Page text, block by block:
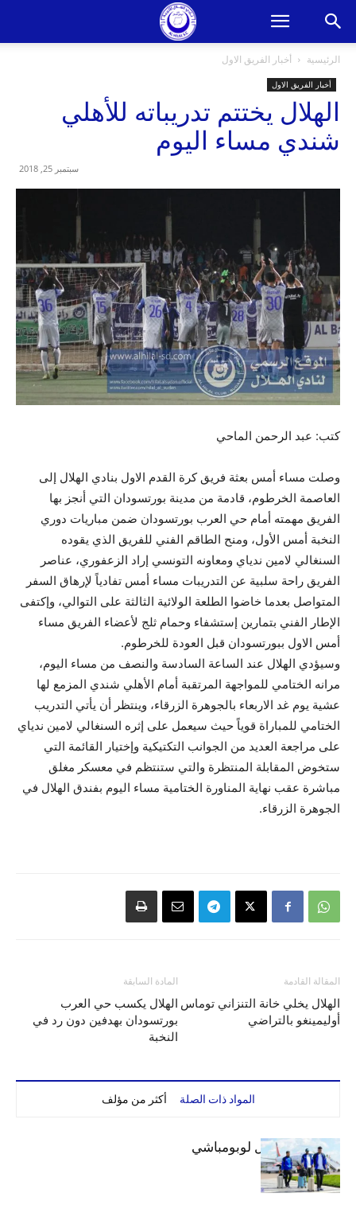
الرئيسية أخبار الفريق الاول
أخبار الفريق الاول
الهلال يختتم تدريباته للأهلي
شندي مساء اليوم
سبتمبر 25, 2018
كتب: عبد الرحمن الماحي
وصلت مساء أمس بعثة فريق كرة القدم الاول بنادي الهلال إلى
العاصمة الخرطوم، قادمة من مدينة بورتسودان التي أنجز بها
الفريق مهمته أمام حي العرب بورتسودان ضمن مباريات دوري
النخبة أمس الأول، ومنح الطاقم الفني للفريق الذي يقوده
السنغالي لامين ندياي ومعاونه التونسي إراد الزعفوري، عناصر
الفريق راحة سلبية عن التدريبات مساء أمس تفادياً لإرهاق السفر
المتواصل بعدما خاضوا الطلعة الولائية الثالثة على التوالي، وإكتفى
الإطار الفني بتمارين إستشفاء وحمام ثلج لأعضاء الفريق مساء
أمس الاول ببورتسودان قبل العودة للخرطوم.
وسيؤدي الهلال عند الساعة السادسة والنصف من مساء اليوم،
مرانه الختامي للمواجهة المرتقبة أمام الأهلي شندي المزمع لها
عشية يوم غد الاربعاء بالجوهرة الزرقاء، وينتظر أن يأتي التدريب
الختامي للمباراة قوياً حيث سيعمل على إثره السنغالي لامين ندياي
على مراجعة العديد من الجوانب التكتيكية وإختيار القائمة التي
ستخوض المقابلة المنتظرة والتي ستنتظم في معسكر مغلق
مباشرة عقب نهاية المناورة الختامية مساء اليوم بفندق الهلال في
الجوهرة الزرقاء.
المادة السابقة
الهلال يكسب حي العرب
بورتسودان بهدفين دون رد في
النخبة
المقالة القادمة
الهلال يخلي خانة التنزاني توماس
أوليمينغو بالتراضي
المواد ذات الصلة أكثر من مؤلف
بعثة الهلال تصل لوبومباشي